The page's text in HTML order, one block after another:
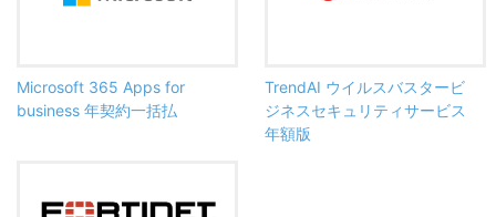
Microsoft 365 Apps for
business 年契約一括払
TrendAI ウイルスバスタービ
ジネスセキュリティサービス
年額版